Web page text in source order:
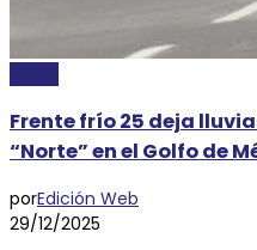
Frente frío 25 deja
“Norte” en el Golfo de
porEdición Web
29/12/2025